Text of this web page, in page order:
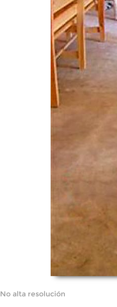
No alta resolución